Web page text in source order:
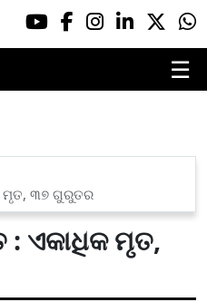
☰
ମୃତ, ୩୭ ଗୁରୁତର
: ଏକାଧିକ ମୃତ,